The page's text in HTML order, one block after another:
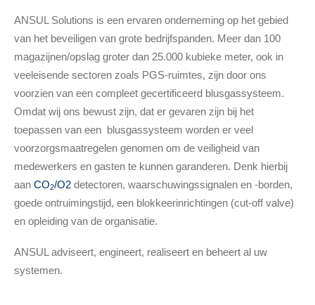
ANSUL Solutions is een ervaren onderneming op het gebied
van het beveiligen van grote bedrijfspanden. Meer dan 100
magazijnen/opslag groter dan 25.000 kubieke meter, ook in
veeleisende sectoren zoals PGS-ruimtes, zijn door ons
voorzien van een compleet gecertificeerd blusgassysteem.
Omdat wij ons bewust zijn, dat er gevaren zijn bij het
toepassen van een blusgassysteem worden er veel
voorzorgsmaatregelen genomen om de veiligheid van
medewerkers en gasten te kunnen garanderen. Denk hierbij
aan CO2/O2 detectoren, waarschuwingssignalen en -borden,
goede ontruimingstijd, een blokkeerinrichtingen (cut-off valve)
en opleiding van de organisatie.
ANSUL adviseert, engineert, realiseert en beheert al uw
systemen.